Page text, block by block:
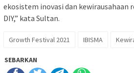
ekosistem inovasi dan kewirausahaan
DIY,” kata Sultan.
Growth Festival 2021 IBISMA
SEBARKAN